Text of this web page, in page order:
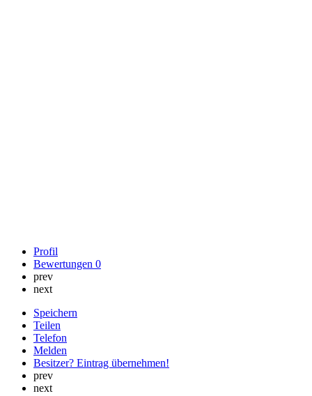
Profil
Bewertungen 0
prev
next
Speichern
Teilen
Telefon
Melden
Besitzer? Eintrag übernehmen!
prev
next